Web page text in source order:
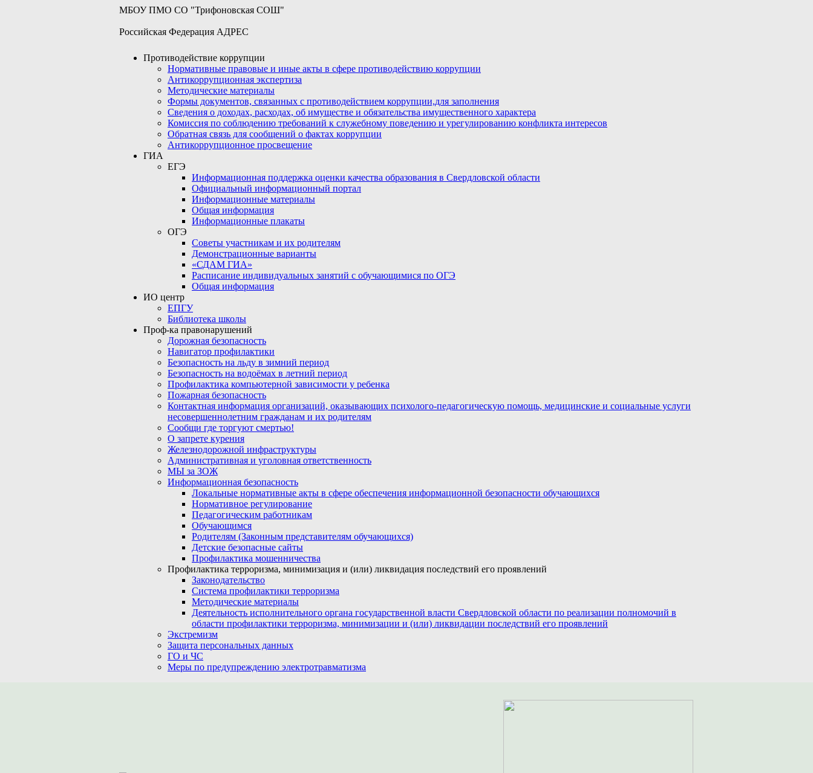
МБОУ ПМО СО "Трифоновская СОШ"
Российская Федерация АДРЕС
Противодействие коррупции
Нормативные правовые и иные акты в сфере противодействию коррупции
Антикоррупционная экспертиза
Методические материалы
Формы документов, связанных с противодействием коррупции,для заполнения
Сведения о доходах, расходах, об имуществе и обязательства имущественного характера
Комиссия по соблюдению требований к служебному поведению и урегулированию конфликта интересов
Обратная связь для сообщений о фактах коррупции
Антикоррупционное просвещение
ГИА
ЕГЭ
Информационная поддержка оценки качества образования в Свердловской области
Официальный информационный портал
Информационные материалы
Общая информация
Информационные плакаты
ОГЭ
Советы участникам и их родителям
Демонстрационные варианты
«СДАМ ГИА»
Расписание индивидуальных занятий с обучающимися по ОГЭ
Общая информация
ИО центр
ЕПГУ
Библиотека школы
Проф-ка правонарушений
Дорожная безопасность
Навигатор профилактики
Безопасность на льду в зимний период
Безопасность на водоёмах в летний период
Профилактика компьютерной зависимости у ребенка
Пожарная безопасность
Контактная информация организаций, оказывающих психолого-педагогическую помощь, медицинские и социальные услуги
несовершеннолетним гражданам и их родителям
Сообщи где торгуют смертью!
О запрете курения
Железнодорожной инфраструктуры
Административная и уголовная ответственность
МЫ за ЗОЖ
Информационная безопасность
Локальные нормативные акты в сфере обеспечения информационной безопасности обучающихся
Нормативное регулирование
Педагогическим работникам
Обучающимся
Родителям (Законным представителям обучающихся)
Детские безопасные сайты
Профилактика мошенничества
Профилактика терроризма, минимизация и (или) ликвидация последствий его проявлений
Законодательство
Система профилактики терроризма
Методические материалы
Деятельность исполнительного органа государственной власти Свердловской области по реализации полномочий в
области профилактики терроризма, минимизации и (или) ликвидации последствий его проявлений
Экстремизм
Защита персональных данных
ГО и ЧС
Меры по предупреждению электротравматизма